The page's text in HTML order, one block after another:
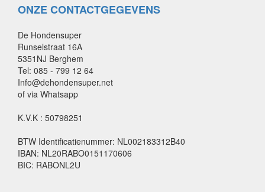
ONZE CONTACTGEGEVENS
De Hondensuper
Runselstraat 16A
5351NJ Berghem
Tel: 085 - 799 12 64
Info@dehondensuper.net
of via Whatsapp
K.V.K : 50798251
BTW Identificatienummer: NL002183312B40
IBAN: NL20RABO0151170606
BIC: RABONL2U